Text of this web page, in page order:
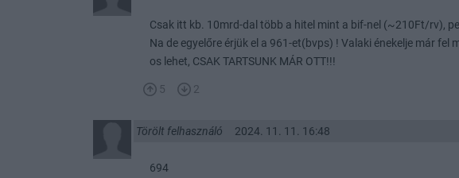
Csak itt kb. 10mrd-dal több a hitel mint a bif-nel (~210Ft/rv),
Na de egyelőre érjük el a 961-et(bvps) ! Valaki énekelje már
os lehet, CSAK TARTSUNK MÁR OTT!!!
5 2
Törölt felhasználó 2024. 11. 11. 16:48
694